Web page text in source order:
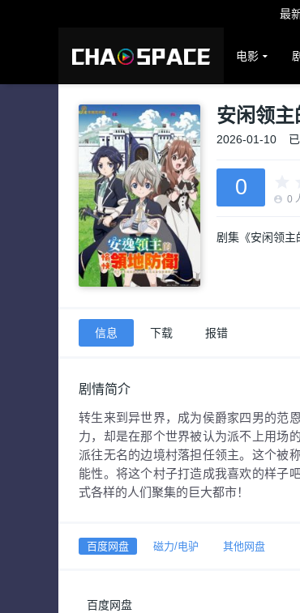
最
电影
安闲领
2026-01-10
0 0
剧集《安闲领主
信息 下载 报错
剧情简介
转生来到异世界，成为侯爵家四男的范
力，却是在那个世界被认为派不上用场
派往无名的边境村落担任领主。这个被
能性。将这个村子打造成我喜欢的样子
式各样的人们聚集的巨大都市！
百度网盘 磁力/电驴 其他网盘
百度网盘